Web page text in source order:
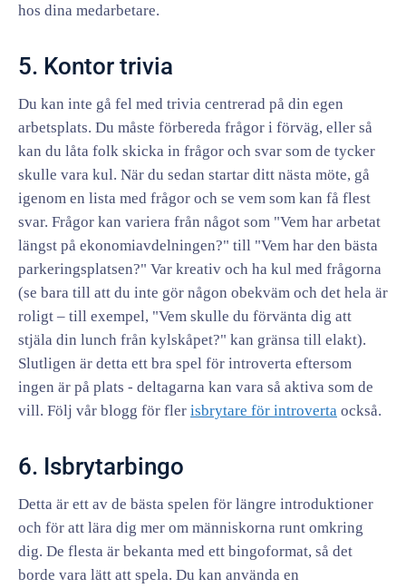
hos dina medarbetare.
5. Kontor trivia
Du kan inte gå fel med trivia centrerad på din egen
arbetsplats. Du måste förbereda frågor i förväg, eller så
kan du låta folk skicka in frågor och svar som de tycker
skulle vara kul. När du sedan startar ditt nästa möte, gå
igenom en lista med frågor och se vem som kan få flest
svar. Frågor kan variera från något som "Vem har arbetat
längst på ekonomiavdelningen?" till "Vem har den bästa
parkeringsplatsen?" Var kreativ och ha kul med frågorna
(se bara till att du inte gör någon obekväm och det hela är
roligt – till exempel, "Vem skulle du förvänta dig att
stjäla din lunch från kylskåpet?" kan gränsa till elakt).
Slutligen är detta ett bra spel för introverta eftersom
ingen är på plats - deltagarna kan vara så aktiva som de
vill. Följ vår blogg för fler isbrytare för introverta också.
6. Isbrytarbingo
Detta är ett av de bästa spelen för längre introduktioner
och för att lära dig mer om människorna runt omkring
dig. De flesta är bekanta med ett bingoformat, så det
borde vara lätt att spela. Du kan använda en